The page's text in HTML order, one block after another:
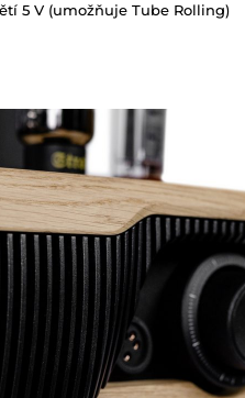
5 V (umožňuje Tube Rolling)